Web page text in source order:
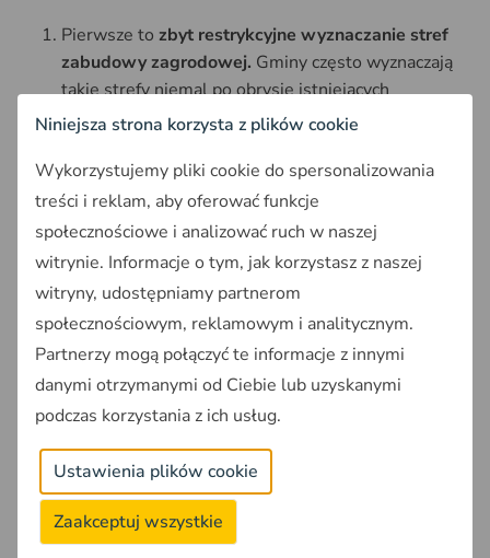
Pierwsze to zbyt restrykcyjne wyznaczanie stref
zabudowy zagrodowej. Gminy często wyznaczają
takie strefy niemal po obrysie istniejących
budynków, co blokuje budowę nowoczesnych
rozbudować swoją oborę lub wybudować nową
halę produkcyjną, może nie mieć do tego miejsca
w ramach strefy zagrodowej wyznaczonej planem.
Drugie topresja zabudowy mieszkaniowej.
Dopuszczanie
rozproszonej zabudowy
mieszkaniowej
w bezpośrednim sąsiedztwie
gospodarstw rolnych prowadzi do konfliktów
społecznych. W sytuacjach gdy większość
mieszkańców gminy nie prowadzi działalności
rolniczej, pod presją społeczną dochodzi do
eliminowania produkcji zwierzęcej z terenów
wiejskich.
Jak zaznaczyła WIR,plan ogólny nie może być
narzędziemlikwidacji tradycyjnego charakteru wsi.
Niniejsza strona korzysta z plików cookie
Wykorzystujemy pliki cookie do spersonalizowania
treści i reklam, aby oferować funkcje
społecznościowe i analizować ruch w naszej
witrynie. Informacje o tym, jak korzystasz z naszej
witryny, udostępniamy partnerom
społecznościowym, reklamowym i analitycznym.
Partnerzy mogą połączyć te informacje z innymi
danymi otrzymanymi od Ciebie lub uzyskanymi
podczas korzystania z ich usług.
Ustawienia plików cookie
Zaakceptuj wszystkie